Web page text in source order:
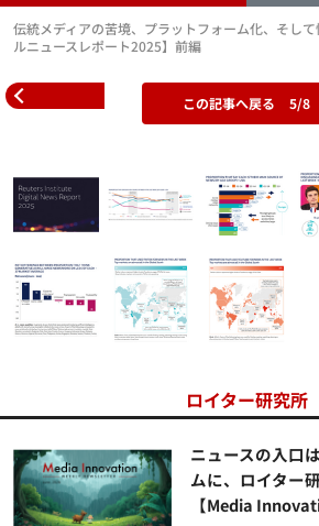
伝統メディアの苦境、プラットフォーム化、そし
ルニュースレポート2025】前編
この記事へ戻る 5/8
ロイター研究所
ニュースの入口
ムに、ロイター
【Media